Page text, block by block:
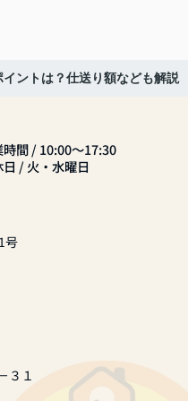
ントは？仕送り額なども解説
時間 / 10:00～17:30
日 / 火・水曜日
号
３１